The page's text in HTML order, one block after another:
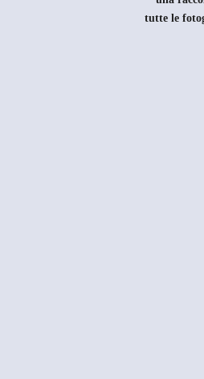
tutte le